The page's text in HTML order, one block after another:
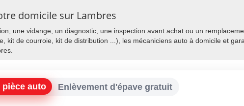
domicile sur Lambres
une vidange, un diagnostic, une inspection avant achat ou un
kit de courroie, kit de distribution ...), les mécaniciens auto à domicile et
pièce auto Enlèvement d'épave gratuit